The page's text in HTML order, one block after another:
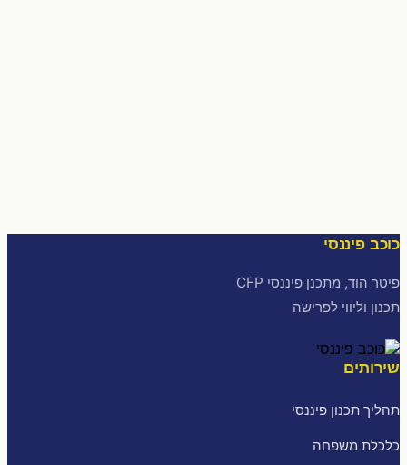
כוכב פיננסי
פיטר הוד, מתכנן פיננסי CFP
תכנון וליווי לפרישה
שירותים
תהליך תכנון פיננסי
כלכלת משפחה